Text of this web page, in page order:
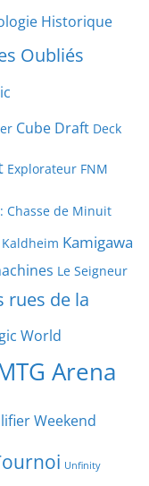
Historique
Oubliés
Cube Draft Deck
Explorateur FNM
Chasse de Minuit
Kaldheim Kamigawa
Le Seigneur
rues de la
World
Arena
Weekend
Unfinity